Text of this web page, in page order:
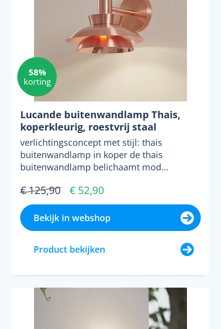
58%
korting
Lucande buitenwandlamp Thais,
koperkleurig, roestvrij staal
verlichtingsconcept met stijl: thais
buitenwandlamp in koper de thais
buitenwandlamp belichaamt mod...
€ 125,90 € 52,90
Bekijk in webshop
Product bekijken